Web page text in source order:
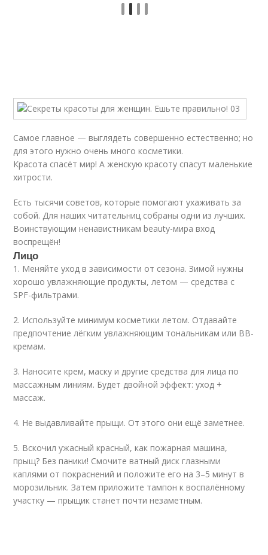
Самое главное — выглядеть совершенно естественно; но
для этого нужно очень много косметики.
Красота спасёт мир! А женскую красоту спасут маленькие
хитрости.
Есть тысячи советов, которые помогают ухаживать за
собой. Для наших читательниц собраны одни из лучших.
Воинствующим ненавистникам beauty-мира вход
воспрещён!
Лицо
1. Меняйте уход в зависимости от сезона. Зимой нужны
хорошо увлажняющие продукты, летом — средства с
SPF-фильтрами.
2. Используйте минимум косметики летом. Отдавайте
предпочтение лёгким увлажняющим тональникам или BB-
кремам.
3. Наносите крем, маску и другие средства для лица по
массажным линиям. Будет двойной эффект: уход +
массаж.
4. Не выдавливайте прыщи. От этого они ещё заметнее.
5. Вскочил ужасный красный, как пожарная машина,
прыщ? Без паники! Смочите ватный диск глазными
каплями от покраснений и положите его на 3–5 минут в
морозильник. Затем приложите тампон к воспалённому
участку — прыщик станет почти незаметным.